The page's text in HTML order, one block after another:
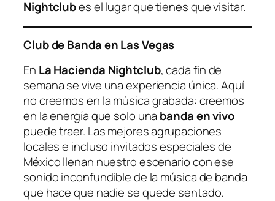
Nightclubes el lugar que tienes que visitar.
Club de Banda en Las Vegas
En La Hacienda Nightclub, cada fin de
semana se vive una experiencia única. Aquí
no creemos en la música grabada: creemos
en la energía que solo una banda en vivo
puede traer. Las mejores agrupaciones
locales e incluso invitados especiales de
México llenan nuestro escenario con ese
sonido inconfundible de la música de banda
que hace que nadie se quede sentado.